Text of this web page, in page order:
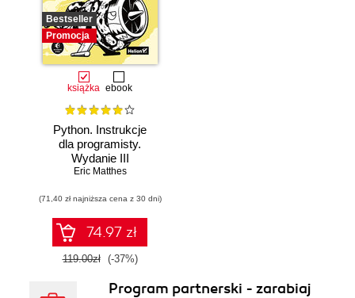
Bestseller
Promocja
książka ebook
Python. Instrukcje
dla programisty.
Wydanie III
Eric Matthes
(71,40 zł najniższa cena z 30 dni)
74.97 zł
119.00zł (-37%)
Program partnerski - zarabiaj